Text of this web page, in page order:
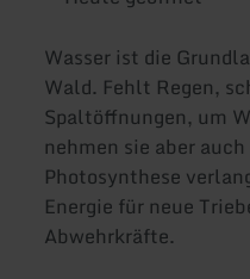
Wasser ist die
Wald. Fehlt Regen,
Spaltöffnungen, um
nehmen sie aber
Photosynthese
Energie für neue
Abwehrkräfte.